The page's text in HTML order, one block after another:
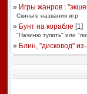
» Игры жанров :
Скиньте названия игр
» Бунт на корабле [1]
"Начиню тупить" или
» Блин, "дисковод"